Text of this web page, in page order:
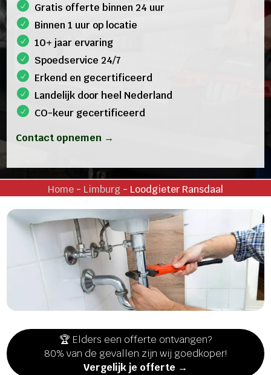
Gratis offerte binnen 24 uur
Binnen 1 uur op locatie
10+ jaar ervaring
Spoedservice 24/7
Erkend en gecertificeerd
Landelijk door heel Nederland
CO-keur gecertificeerd
Contact opnemen →
Home- Limburg- Loodgieter Ransdaal
🏆 Elders een offerte ontvangen?
80% van de gevallen zijn wij goedkoper!
Vergelijk je offerte →